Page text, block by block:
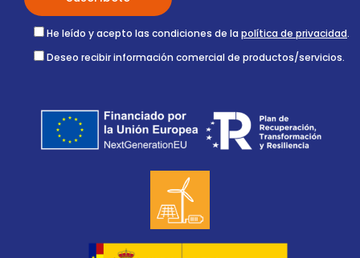
He leído y acepto las condiciones de la política de privacidad.
Deseo recibir información comercial de productos/servicios.